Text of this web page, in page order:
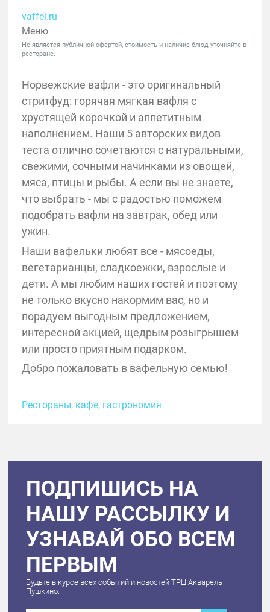
vaffel.ru
Меню
Не является публичной офертой, стоимость и наличие блюд уточняйте в
ресторане.
Норвежские вафли - это оригинальный
стритфуд: горячая мягкая вафля с
хрустящей корочкой и аппетитным
наполнением. Наши 5 авторских видов
теста отлично сочетаются с натуральными,
свежими, сочными начинками из овощей,
мяса, птицы и рыбы. А если вы не знаете,
что выбрать - мы с радостью поможем
подобрать вафли на завтрак, обед или
ужин.
Наши вафельки любят все - мясоеды,
вегетарианцы, сладкоежки, взрослые и
дети. А мы любим наших гостей и поэтому
не только вкусно накормим вас, но и
порадуем выгодным предложением,
интересной акцией, щедрым розыгрышем
или просто приятным подарком.
Добро пожаловать в вафельную семью!
Рестораны, кафе, гастрономия
ПОДПИШИСЬ НА
НАШУ РАССЫЛКУ И
УЗНАВАЙ ОБО ВСЕМ
ПЕРВЫМ
Будьте в курсе всех событий и новостей ТРЦ Акварель
Пушкино.